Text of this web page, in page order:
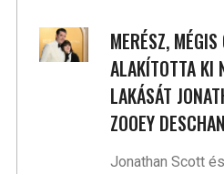
MERÉSZ,
ALAKÍTOTTA KI
LAKÁSÁT
ZOOEY
Jonathan Scott